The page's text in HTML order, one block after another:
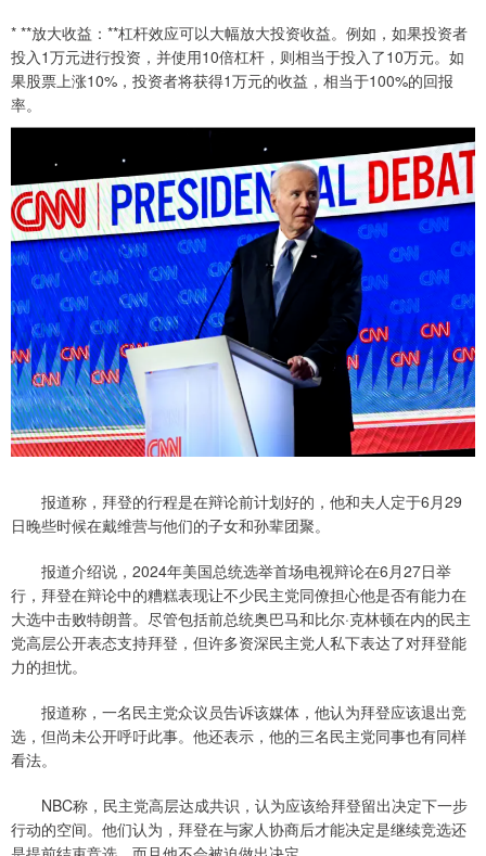
* **放大收益：**杠杆效应可以大幅放大投资收益。例如，如果投资者
投入1万元进行投资，并使用10倍杠杆，则相当于投入了10万元。如
果股票上涨10%，投资者将获得1万元的收益，相当于100%的回报
率。
报道称，拜登的行程是在辩论前计划好的，他和夫人定于6月29
日晚些时候在戴维营与他们的子女和孙辈团聚。
报道介绍说，2024年美国总统选举首场电视辩论在6月27日举
行，拜登在辩论中的糟糕表现让不少民主党同僚担心他是否有能力在
大选中击败特朗普。尽管包括前总统奥巴马和比尔·克林顿在内的民主
党高层公开表态支持拜登，但许多资深民主党人私下表达了对拜登能
力的担忧。
报道称，一名民主党众议员告诉该媒体，他认为拜登应该退出竞
选，但尚未公开呼吁此事。他还表示，他的三名民主党同事也有同样
看法。
NBC称，民主党高层达成共识，认为应该给拜登留出决定下一步
行动的空间。他们认为，拜登在与家人协商后才能决定是继续竞选还